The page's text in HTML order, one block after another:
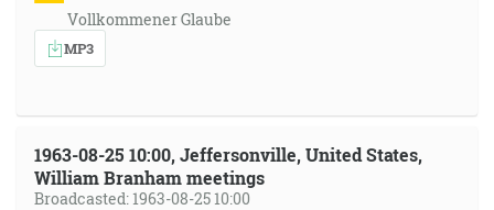
Vollkommener Glaube
MP3
1963-08-25 10:00, Jeffersonville, United States,
William Branham meetings
Broadcasted: 1963-08-25 10:00